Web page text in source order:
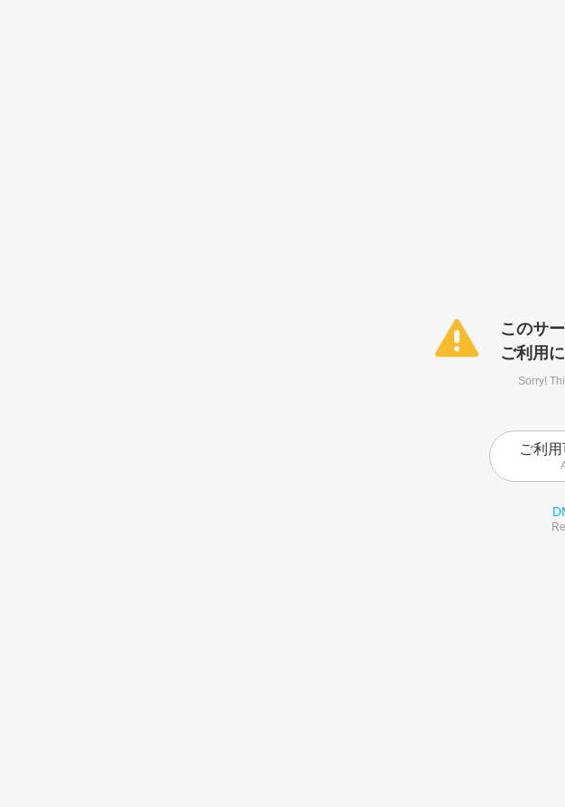
このサ
ご利用
Sorry!
ご利